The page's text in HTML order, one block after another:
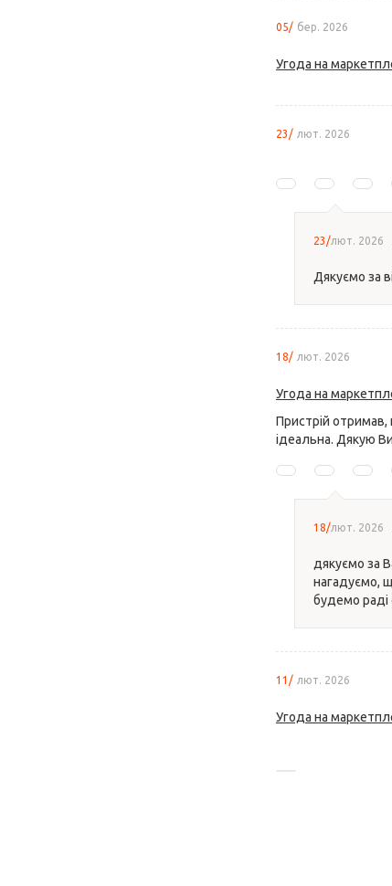
05/ бер. 2026
Угода на
23/ лют. 2026
23/лют. 2026
Дякуємо за
18/ лют. 2026
Угода на
Пристрій отримав,
ідеальна. Дякую
18/лют. 2026
дякуємо за
нагадуємо,
будемо раді
11/ лют. 2026
Угода на